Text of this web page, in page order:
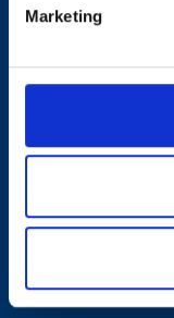
Marketing
+[49]